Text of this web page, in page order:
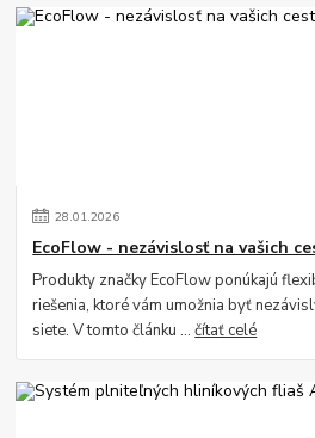
28.01.2026
EcoFlow - nezávislosť na vašich
Produkty značky EcoFlow ponúkajú
riešenia, ktoré vám umožnia byť
siete. V tomto článku ...čítať celé